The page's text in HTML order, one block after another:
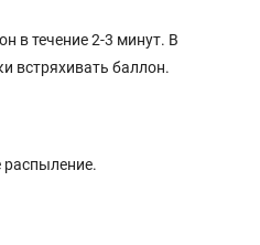
в течение 2-3 минут. В
встряхивать баллон.
распыление.